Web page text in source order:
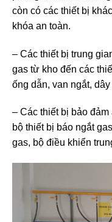
còn có các thiết bị
khóa an toàn.
– Các thiết bị trung
gas từ kho đến các
ống dẫn, van ngắt,
– Các thiết bị bảo đảm
bộ thiết bị báo ngắt
gas, bộ điều khiển